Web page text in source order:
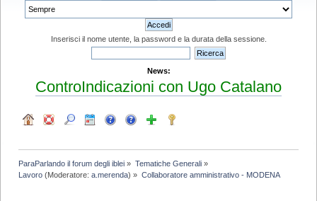
Inserisci il nome utente, la password e la durata della sessione.
News:
ControIndicazioni con Ugo Catalano
ParaParlando il forum degli iblei » Tematiche Generali»
Lavoro (Moderatore:a.merenda) » Collaboratore amministrativo - MODENA